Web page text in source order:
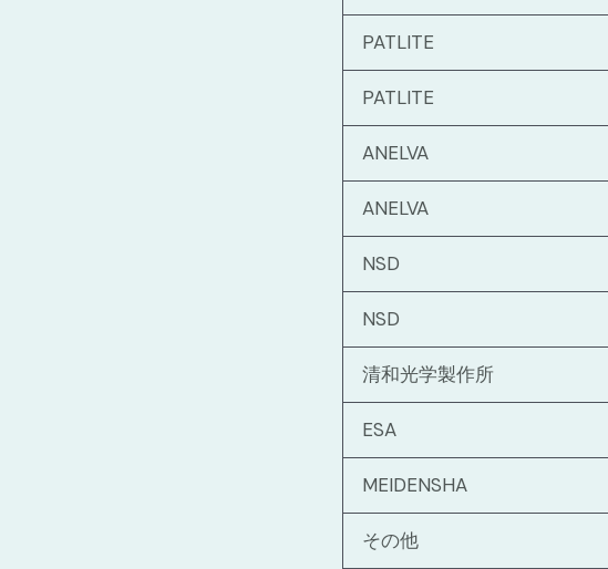
PATLITE
PATLITE
ANELVA
ANELVA
NSD
NSD
清和光学製作所
ESA
MEIDENSHA
その他